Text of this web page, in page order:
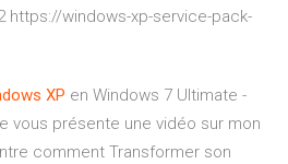
https://windows-xp-service-pack-
XP en Windows 7 Ultimate -
vous présente une vidéo sur mon
comment Transformer son